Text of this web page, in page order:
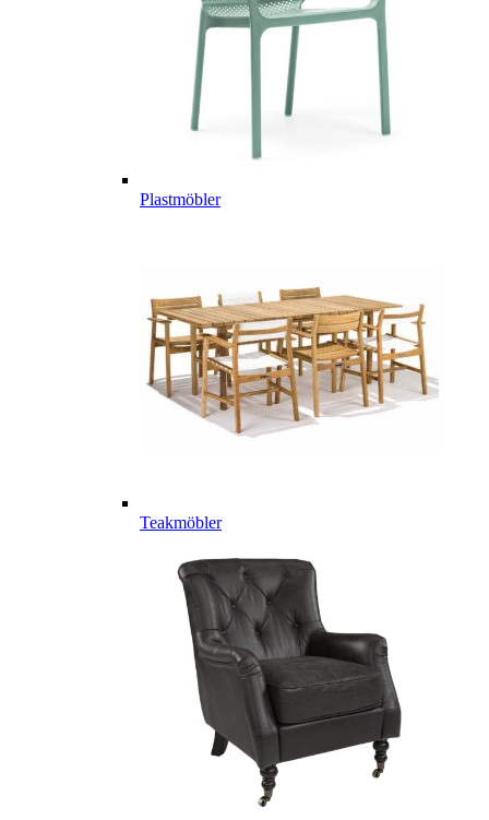
Plastmöbler
Teakmöbler